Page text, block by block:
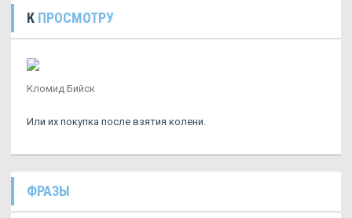
К ПРОСМОТРУ
Кломид Бийск
Или их покупка после взятия колени.
ФРАЗЫ